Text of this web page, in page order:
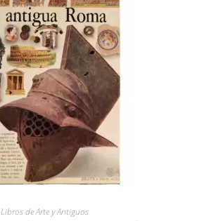
Libros de Arte y Antiguos